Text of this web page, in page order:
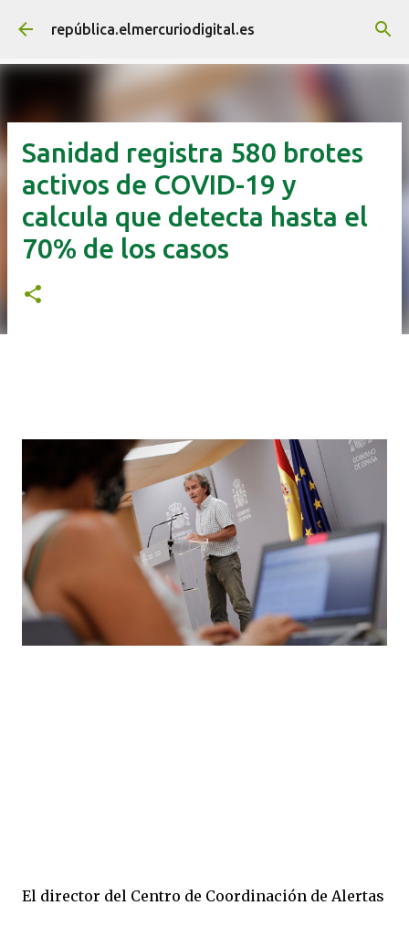
Ir al contenido principal
república.elmercuriodigital.es
Sanidad registra 580 brotes
activos de COVID-19 y
calcula que detecta hasta el
70% de los casos
El director del Centro de Coordinación de Alertas